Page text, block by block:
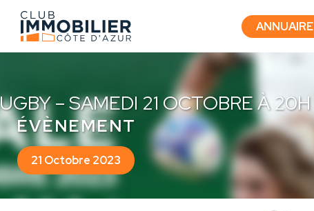
ANNUAIRE
– SAMEDI 21 OCTOBRE À 20H
ÉVÈNEMENT
21 Octobre 2023